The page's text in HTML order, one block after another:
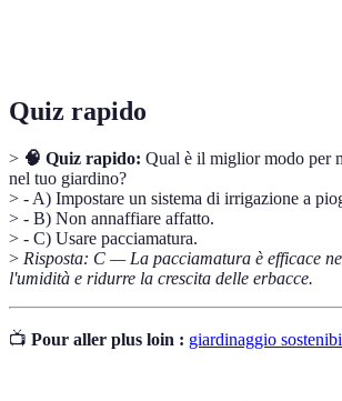
Quiz rapido
> 🧠 Quiz rapido: Qual è il miglior modo per
nel tuo giardino?
> - A) Impostare un sistema di irrigazione a
> - B) Non annaffiare affatto.
> - C) Usare pacciamatura.
> Risposta: C — La pacciamatura è efficace
l'umidità e ridurre la crescita delle erbacce.
📺 Pour aller plus loin : giardinaggio